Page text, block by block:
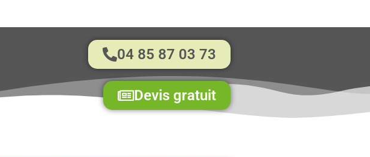
04 85 87 03 73
Devis gratuit